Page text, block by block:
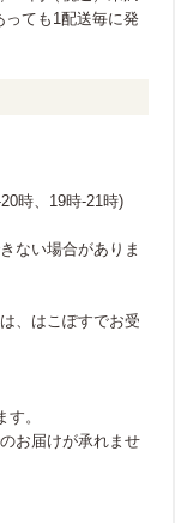
っても1配送毎に発
時、19時-21時)
ない場合がありま
、はこぽすでお受
。
お届けが承れませ